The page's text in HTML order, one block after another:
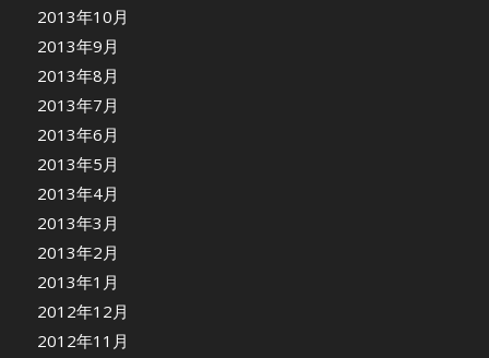
2013年10月
2013年9月
2013年8月
2013年7月
2013年6月
2013年5月
2013年4月
2013年3月
2013年2月
2013年1月
2012年12月
2012年11月